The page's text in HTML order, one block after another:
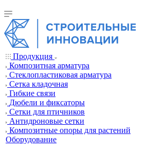
Продукция
Композитная арматура
Cтеклопластиковая арматура
Сетка кладочная
Гибкие связи
Дюбели и фиксаторы
Сетки для птичников
Антидроновые сетки
Композитные опоры для растений
Оборудование